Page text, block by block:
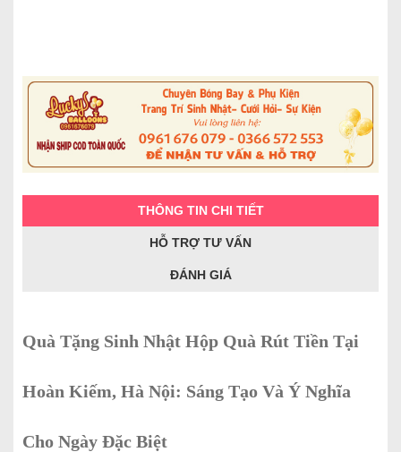
THÔNG TIN CHI TIẾT
HỖ TRỢ TƯ VẤN
ĐÁNH GIÁ
Quà Tặng Sinh Nhật Hộp Quà Rút Tiền Tại
Hoàn Kiếm, Hà Nội: Sáng Tạo Và Ý Nghĩa
Cho Ngày Đặc Biệt